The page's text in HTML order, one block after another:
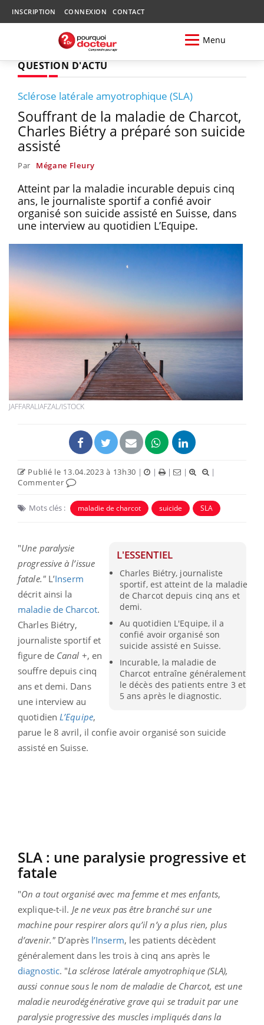
INSCRIPTION CONNEXION CONTACT
Menu
QUESTION D'ACTU
Sclérose latérale amyotrophique (SLA)
Souffrant de la maladie de Charcot,
Charles Biétry a préparé son suicide
assisté
Par Mégane Fleury
Atteint par la maladie incurable depuis cinq
ans, le journaliste sportif a confié avoir
organisé son suicide assisté en Suisse, dans
une interview au quotidien L’Equipe.
JAFFARALIAFZAL/ISTOCK
Publié le 13.04.2023 à 13h30 | | | |
|
Commenter
Mots clés : maladie de charcot suicide SLA
L'ESSENTIEL
Charles Biétry, journaliste
sportif, est atteint de la maladie
de Charcot depuis cinq ans et
demi.
Au quotidien L'Equipe, il a
confié avoir organisé son
suicide assisté en Suisse.
Incurable, la maladie de
Charcot entraîne généralement
le décès des patients entre 3 et
5 ans après le diagnostic.
"Une paralysie
progressive à l’issue
fatale."L’Inserm
décrit ainsi la
maladie de Charcot.
Charles Biétry,
journaliste sportif et
figure de Canal +, en
souffre depuis cinq
ans et demi. Dans
une interview au
quotidien L’Equipe,
parue le 8 avril, il confie avoir organisé son suicide
assisté en Suisse.
SLA : une paralysie progressive et
fatale
"On a tout organisé avec ma femme et mes enfants,
explique-t-il. Je ne veux pas être branché sur une
machine pour respirer alors qu’il n’y a plus rien, plus
d’avenir." D’après l’Inserm, les patients décèdent
généralement dans les trois à cinq ans après le
diagnostic. "La sclérose latérale amyotrophique (SLA),
aussi connue sous le nom de maladie de Charcot, est une
maladie neurodégénérative grave qui se traduit par une
paralysie progressive des muscles impliqués dans la